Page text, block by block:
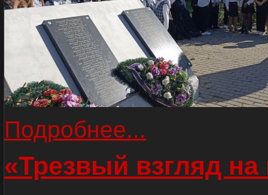
Подробнее...
«Трезвый взгляд на